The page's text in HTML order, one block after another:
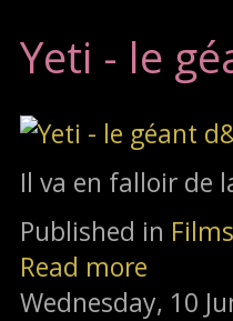
Yeti - le
Il va en falloir de
Published in Films
Read more
Wednesday, 10